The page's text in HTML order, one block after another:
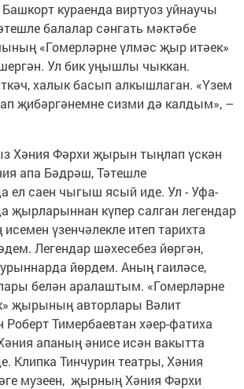
кураенда виртуоз уйнаучы
балалар сәнгать мәктәбе
«Гомерләрне үлмәс җыр итәек»
Ул бик уңышлы чыккан.
халык басып алкышлаган. «Үзем
җибәргәнемне сизми дә калдым», –
Хәния Фәрхи җырын тыңлап үскән
апа Бәдрәш, Тәтешле
ел саен чыгыш ясый иде. Ул - Уфа-
җырларыннан күпер салган легендар
үзенчәлекле итеп тарихта
Легендар шәхесебез йөргән,
йөрдем. Аның гаиләсе,
белән аралаштым. «Гомерләрне
җырының авторлары Вәлит
Тимербаевтан хәер-фатиха
апаның әнисе исән вакытта
Клипка Тинчурин театры, Хәния
музеен, җырның Хәния Фәрхи